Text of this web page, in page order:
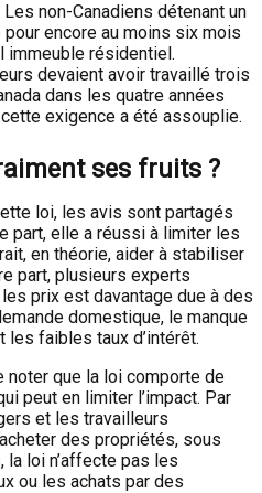
Les non-Canadiens détenant un
encore au moins six mois
immeuble résidentiel.
devaient avoir travaillé trois
dans les quatre années
exigence a été assouplie.
ses fruits ?
loi, les avis sont partagés
part, elle a réussi à limiter les
en théorie, aider à stabiliser
part, plusieurs experts
prix est davantage due à des
domestique, le manque
faibles taux d’intérêt.
que la loi comporte de
peut en limiter l’impact. Par
et les travailleurs
des propriétés, sous
loi n’affecte pas les
ou les achats par des